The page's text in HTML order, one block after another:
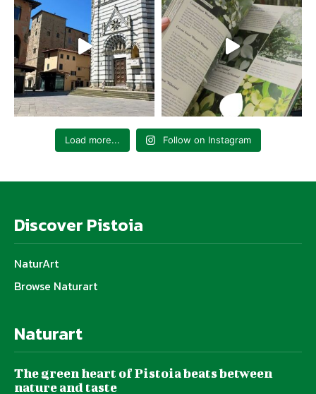
Load more... Follow on Instagram
Discover Pistoia
NaturArt
Browse Naturart
Naturart
The green heart of Pistoia beats between
nature and taste